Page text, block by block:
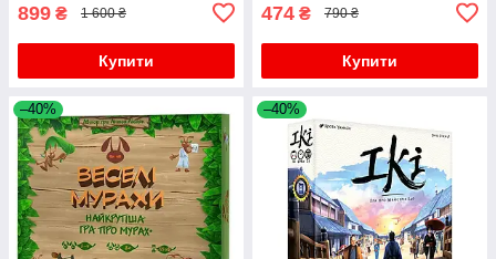
899 ₴ 1 600 ₴
Купити
474 ₴ 790 ₴
Купити
–40% –40%